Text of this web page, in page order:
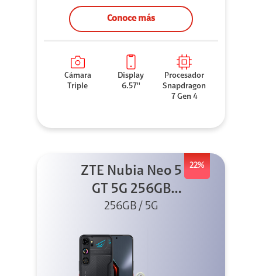
Conoce más
Cámara
Triple
Display
6.57''
Procesador
Snapdragon
7 Gen 4
22%
ZTE Nubia Neo 5
GT 5G 256GB
Negro + GPAD +
256GB / 5G